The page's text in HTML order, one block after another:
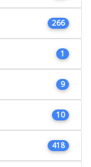
266
1
9
10
418